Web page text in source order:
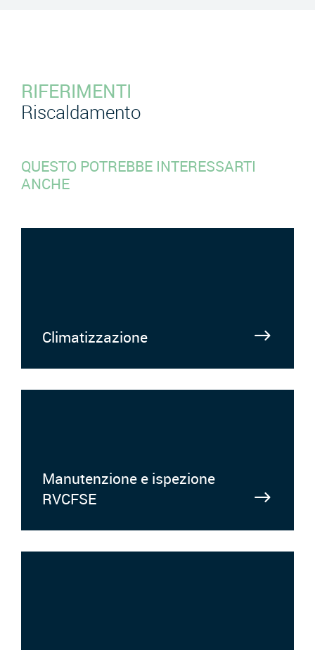
RIFERIMENTI
Riscaldamento
QUESTO POTREBBE INTERESSARTI
ANCHE
Climatizzazione
Manutenzione e ispezione
RVCFSE